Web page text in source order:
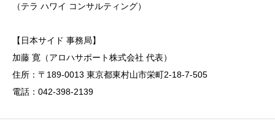
（テラ ハワイ コンサルティング）
【日本サイド 事務局】
加藤 寛（アロハサポート株式会社 代表）
住所：〒189-0013 東京都東村山市栄町2-18-7-505
電話：042-398-2139